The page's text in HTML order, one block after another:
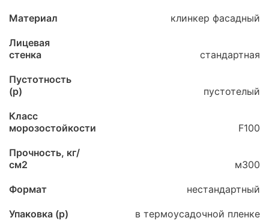
Материал клинкер фасадный
Лицевая
стенка
стандартная
Пустотность
(p)
пустотелый
Класс
морозостойкости
F100
Прочность, кг/
см2
м300
Формат нестандартный
Упаковка (p) в термоусадочной пленке